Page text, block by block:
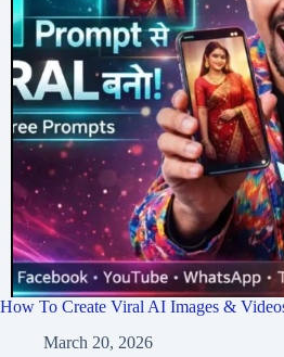
How To Create Viral AI Images &
March 20, 2026